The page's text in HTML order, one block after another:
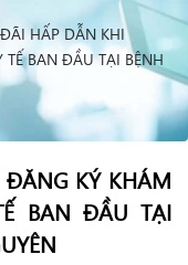
HẤP DẪN KHI
BAN ĐẦU TẠI BỆNH
KÝ KHÁM
BAN ĐẦU TẠI